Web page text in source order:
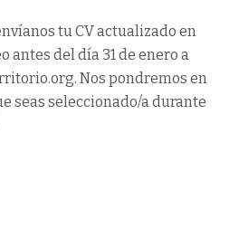
tu CV actualizado en
antes del día 31 de enero a
Nos pondremos en
seas seleccionado/a durante